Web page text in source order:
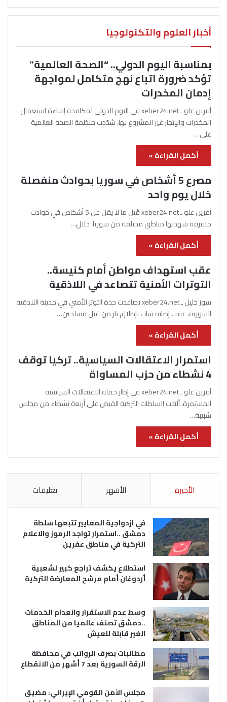
أخبار العلوم والتكنولوجيا
بمناسبة اليوم الدولي.. “الصحة العالمية”
تؤكد ضرورة اتباع نهج متكامل لمواجهة
إدمان المخدرات
آفرين علو ـ xeber24.net في اليوم الدولي لمكافحة إساءة استعمال
المخدرات والإتجار غير المشروع بها، شدّدت منظمة الصحة العالمية
على…
أكمل القراءة »
مصرع 5 أشخاص في سوريا بحوادث منفصلة
خلال يوم واحد
آفرين علو ـ xeber24.net قُتل ما لا يقل عن 5 أشخاص في حوادث
متفرقة شهدتها مناطق مختلفة من سوريا، خلال…
أكمل القراءة »
عقب استهداف مواطن أمام كنيسة..
التوترات الأمنية تتصاعد في اللاذقية
سوز خليل ـ xeber24.net تصاعدت حدة التوتر الأمني في مدينة اللاذقية
السورية، عقب إصابة شاب بإطلاق نار من قبل مسلحين…
أكمل القراءة »
استمرار الاعتقالات السياسية.. تركيا توقف
4 نشطاء من حزب المساواة
آفرين علو ـ xeber24.net في إطار حملة الاعتقالات السياسية
المستمرة، ألقت السلطات التركية القبض على أربعة نشطاء من مجلس
شبيبة…
أكمل القراءة »
الأخيرة الأشهر تعليقات
في ازدواجية المعايير تتبعها سلطة
دمشق ..استمرار تواجد الرموز والاعلام
التركية في مناطق عفرين
استطلاع يكشف تراجع كبير لشعبية
أردوغان أمام مرشح المعارضة التركية
وسط عدم الاستقرار وانعدام الخدمات
..دمشق تصنف عالميا من المناطق
الغير قابلة للعيش
مطالبات بصرف الرواتب في محافظة
الرقة السورية بعد 7 أشهر من الانقطاع
مجلس الأمن القومي الإيراني: مضيق